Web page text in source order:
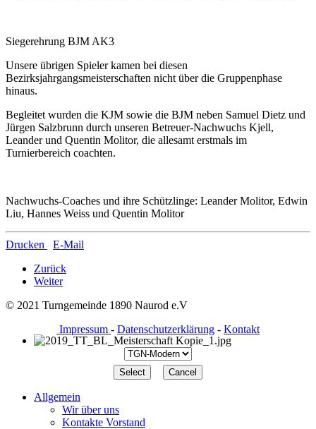
Siegerehrung BJM AK3
Unsere übrigen Spieler kamen bei diesen
Bezirksjahrgangsmeisterschaften nicht über die Gruppenphase
hinaus.
Begleitet wurden die KJM sowie die BJM neben Samuel Dietz und
Jürgen Salzbrunn durch unseren Betreuer-Nachwuchs Kjell,
Leander und Quentin Molitor, die allesamt erstmals im
Turnierbereich coachten.
Nachwuchs-Coaches und ihre Schützlinge: Leander Molitor, Edwin
Liu, Hannes Weiss und Quentin Molitor
Drucken
E-Mail
Zurück
Weiter
© 2021 Turngemeinde 1890 Naurod e.V
Impressum - Datenschutzerklärung - Kontakt
Allgemein
Wir über uns
Kontakte Vorstand